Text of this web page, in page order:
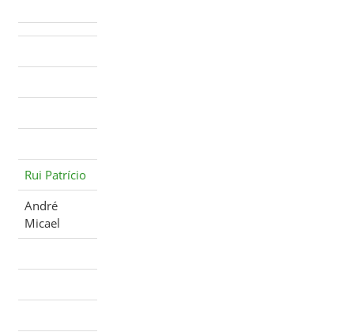
Rui Patrício
André
Micael